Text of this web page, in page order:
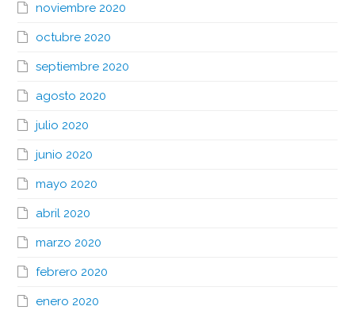
noviembre 2020
octubre 2020
septiembre 2020
agosto 2020
julio 2020
junio 2020
mayo 2020
abril 2020
marzo 2020
febrero 2020
enero 2020